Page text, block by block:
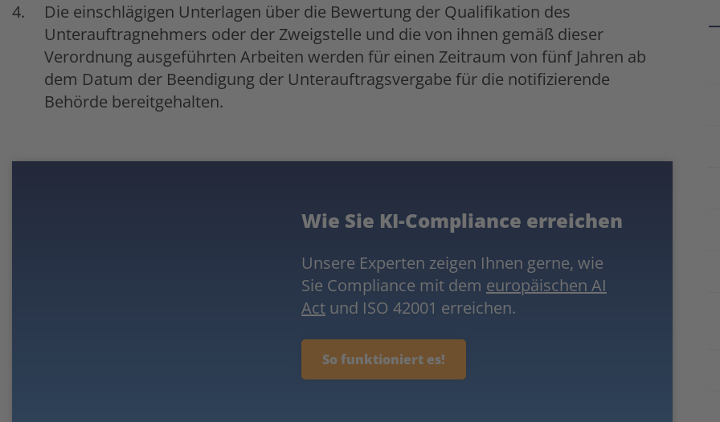
Die einschlägigen Unterlagen über die Bewertung der Qualifikation des
Unterauftragnehmers oder der Zweigstelle und die von ihnen gemäß dieser
Verordnung ausgeführten Arbeiten werden für einen Zeitraum von fünf Jahren ab
dem Datum der Beendigung der Unterauftragsvergabe für die notifizierende
Behörde bereitgehalten.
Wie Sie KI-Compliance erreichen
Unsere Experten zeigen Ihnen gerne, wie
Sie Compliance mit dem europäischen AI
Act und ISO 42001 erreichen.
So funktioniert es!